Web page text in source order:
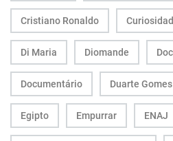
Cristiano Ronaldo
Di Maria Diomande
Documentário Duarte Gomes
Egipto Empurrar ENAJ